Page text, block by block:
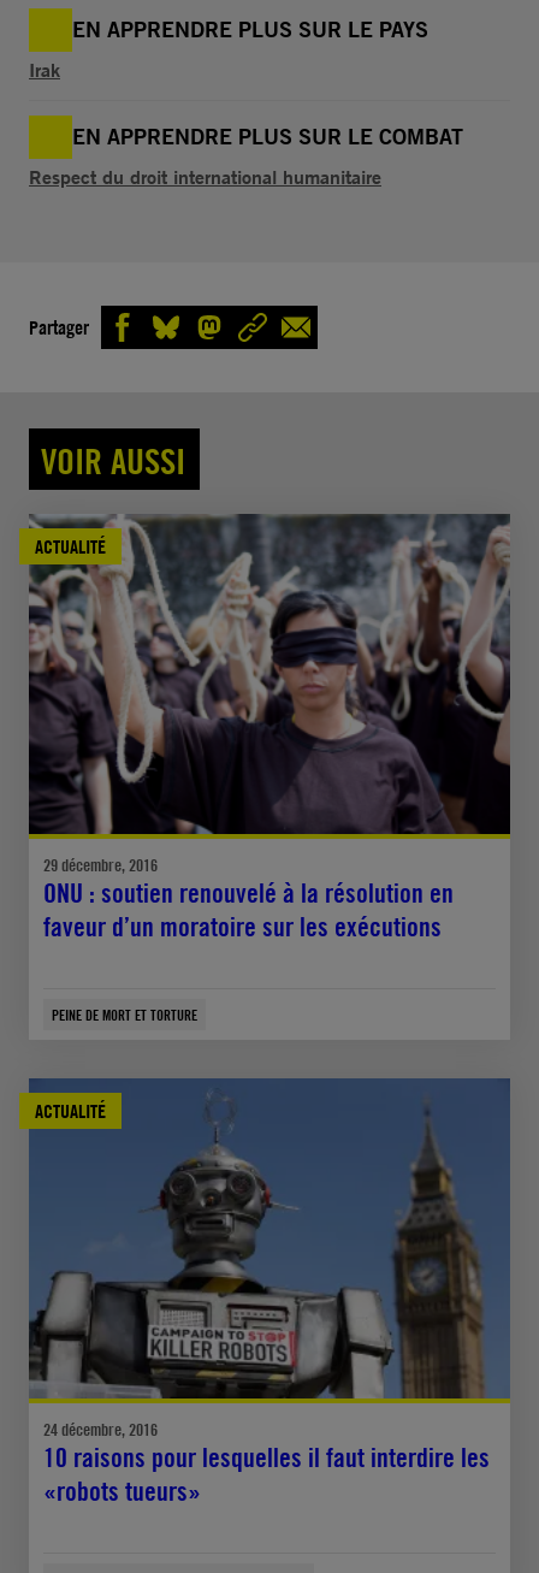
EN APPRENDRE PLUS SUR LE PAYS
Irak
EN APPRENDRE PLUS SUR LE COMBAT
Respect du droit international humanitaire
Partager
VOIR AUSSI
ACTUALITÉ
29 décembre, 2016
ONU : soutien renouvelé à la résolution en
faveur d’un moratoire sur les exécutions
PEINE DE MORT ET TORTURE
ACTUALITÉ
24 décembre, 2016
10 raisons pour lesquelles il faut interdire les
«robots tueurs»